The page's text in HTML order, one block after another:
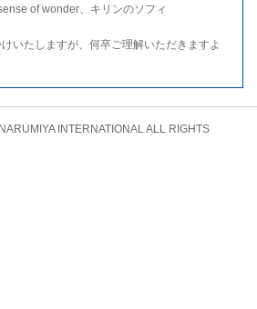
of wonder、キリンのソフィ
いたしますが、何卒ご理解いただきますよ